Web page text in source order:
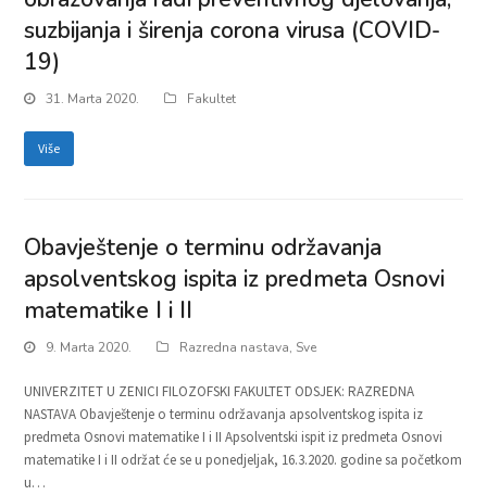
suzbijanja i širenja corona virusa (COVID-
19)
31. Marta 2020. Fakultet
Više
Obavještenje o terminu održavanja
apsolventskog ispita iz predmeta Osnovi
matematike I i II
9. Marta 2020. Razredna nastava, Sve
UNIVERZITET U ZENICI FILOZOFSKI FAKULTET ODSJEK: RAZREDNA
NASTAVA Obavještenje o terminu održavanja apsolventskog ispita iz
predmeta Osnovi matematike I i II Apsolventski ispit iz predmeta Osnovi
matematike I i II održat će se u ponedjeljak, 16.3.2020. godine sa početkom
u…